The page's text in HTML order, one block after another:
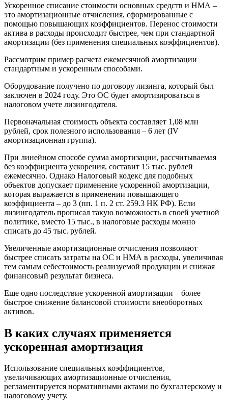
Ускоренное списание стоимости основных средств и НМА –
это амортизационные отчисления, сформированные с
помощью повышающих коэффициентов. Перенос стоимости
актива в расходы происходит быстрее, чем при стандартной
амортизации (без применения специальных коэффициентов).
Рассмотрим пример расчета ежемесячной амортизации
стандартным и ускоренным способами.
Оборудование получено по договору лизинга, который был
заключен в 2024 году. Это ОС будет амортизироваться в
налоговом учете лизингодателя.
Первоначальная стоимость объекта составляет 1,08 млн
рублей, срок полезного использования – 6 лет (IV
амортизационная группа).
При линейном способе сумма амортизации, рассчитываемая
без коэффициента ускорения, составит 15 тыс. рублей
ежемесячно. Однако Налоговый кодекс для подобных
объектов допускает применение ускоренной амортизации,
которая выражается в применении повышающего
коэффициента – до 3 (пп. 1 п. 2 ст. 259.3 НК РФ). Если
лизингодатель прописал такую возможность в своей учетной
политике, вместо 15 тыс., в налоговые расходы можно
списать до 45 тыс. рублей.
Увеличенные амортизационные отчисления позволяют
быстрее списать затраты на ОС и НМА в расходы, увеличивая
тем самым себестоимость реализуемой продукции и снижая
финансовый результат бизнеса.
Еще одно последствие ускоренной амортизации – более
быстрое снижение балансовой стоимости внеоборотных
активов.
В каких случаях применяется
ускоренная амортизация
Использование специальных коэффициентов,
увеличивающих амортизационные отчисления,
регламентируется нормативными актами по бухгалтерскому и
налоговому учету.